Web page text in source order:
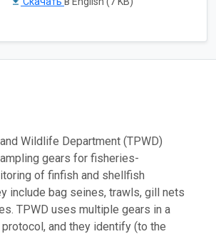
Wildlife Department (TPWD)
gears for fisheries-
of finfish and shellfish
include bag seines, trawls, gill nets
TPWD uses multiple gears in a
and they identify (to the